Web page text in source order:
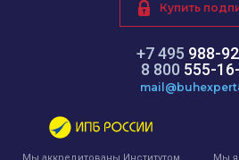
+7 495 988-
8 800 555-
Купить